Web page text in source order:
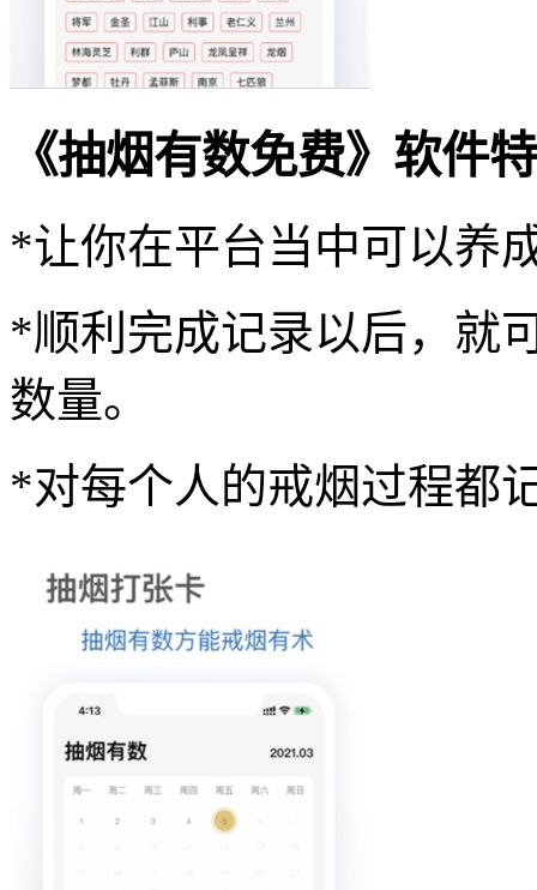
《抽烟有数免费》软件
*让你在平台当中可以养
*顺利完成记录以后，就
数量。
*对每个人的戒烟过程都